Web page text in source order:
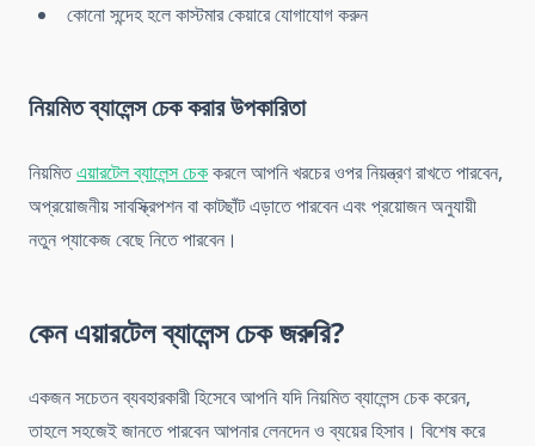
কোনো সন্দেহ হলে কাস্টমার কেয়ারে যোগাযোগ করুন
নিয়মিত ব্যালেন্স চেক করার উপকারিতা
নিয়মিতএয়ারটেল ব্যালেন্স চেককরলে আপনি খরচের ওপর নিয়ন্ত্রণ রাখতে পারবেন,
অপ্রয়োজনীয় সাবস্ক্রিপশন বা কাটছাঁট এড়াতে পারবেন এবং প্রয়োজন অনুযায়ী
নতুন প্যাকেজ বেছে নিতে পারবেন।
কেন এয়ারটেল ব্যালেন্স চেক জরুরি?
একজন সচেতন ব্যবহারকারী হিসেবে আপনি যদি নিয়মিত ব্যালেন্স চেক করেন,
তাহলে সহজেই জানতে পারবেন আপনার লেনদেন ও ব্যয়ের হিসাব। বিশেষ করে